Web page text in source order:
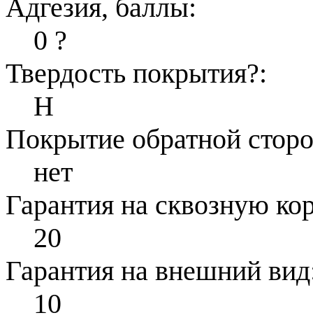
Адгезия, баллы:
0 ?
Твердость покрытия?:
Н
Покрытие обратной
нет
Гарантия на сквозную
20
Гарантия на внешний
10